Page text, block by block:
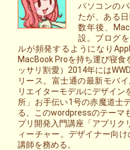
パソコンの
たが、ある
数年後、
設。ブログ
ルが頻発するようになり
MacBook Proを持ち運び寝食
ッサリ割愛）2014年には
リース。富士通の最新モバ
リエイターモデルにデザイ
所」お手伝い1号の赤魔道士
る、このwordpressのテーマ
プリ開発入門講座「アプリク
ィーチャー。デザイナー向
講師を務める。